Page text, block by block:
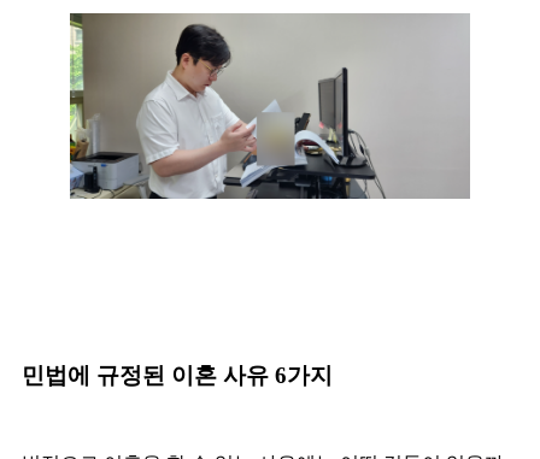
민법에 규정된 이혼 사유 6가지